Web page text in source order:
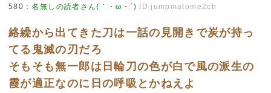
580 ：名無しの読者さん(｀・ω・´) ID:jumpmatome2ch
絡繰から出てきた刀は一話の見開きで炭が持っ
てる鬼滅の刃だろ
そもそも無一郎は日輪刀の色が白で風の派生の
霞が適正なのに日の呼吸とかねえよ